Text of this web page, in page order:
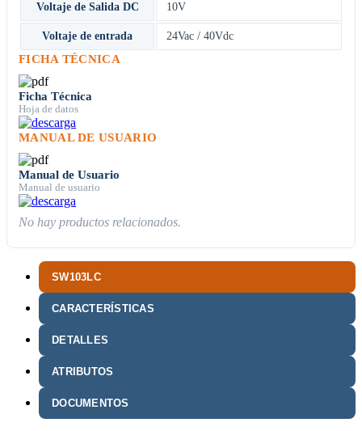
SW103LC
CARACTERÍSTICAS
DETALLES
ATRIBUTOS
DOCUMENTOS
Voltaje de Salida DC 10V
Voltaje de entrada 24Vac / 40Vdc
FICHA TÉCNICA
Ficha Técnica
Hoja de datos
MANUAL DE USUARIO
Manual de Usuario
Manual de usuario
No hay productos relacionados.